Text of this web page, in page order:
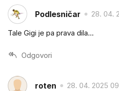
Podlesničar 28. 04.
Tale Gigi je pa prava dila...
Odgovori
roten 28. 04. 2025